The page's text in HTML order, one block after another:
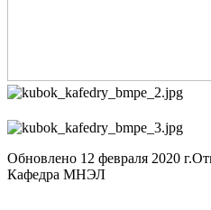
Обновлено 12 февраля 2020 г.
Кафедра МНЭЛ